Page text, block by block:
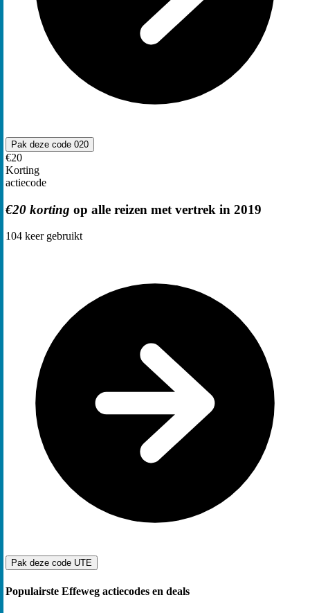
Pak deze code 020
€20
Korting
actiecode
€20 korting op alle reizen met vertrek in 2019
104 keer gebruikt
Pak deze code UTE
Populairste Effeweg actiecodes en deals